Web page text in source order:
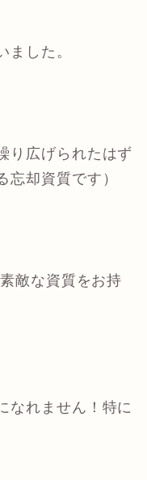
ました。
り広げられたはず
忘却資質です）
敵な資質をお持
なれません！特に